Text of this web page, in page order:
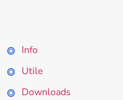
Info
Utile
Downloads